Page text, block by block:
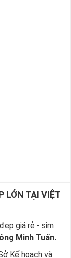
LỚN TẠI VIỆT
giá rẻ - sim
Minh Tuấn.
Kế hoạch và